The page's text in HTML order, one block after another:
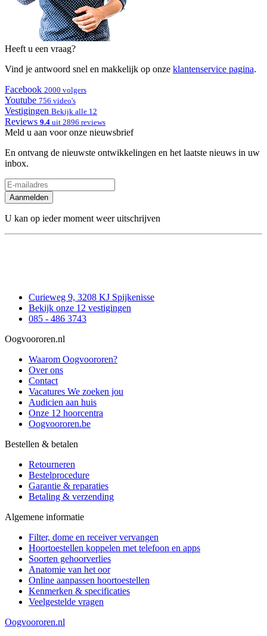
Heeft u een vraag?
Vind je antwoord snel en makkelijk op onze klantenservice pagina.
Facebook 2000 volgers
Youtube 756 video's
Vestigingen Bekijk alle 12
Reviews 9.4 uit 2896 reviews
Meld u aan voor onze nieuwsbrief
En ontvang de nieuwste ontwikkelingen en het laatste nieuws in uw
inbox.
Aanmelden
U kan op ieder moment weer uitschrijven
Curieweg 9, 3208 KJ Spijkenisse
Bekijk onze 12 vestigingen
085 - 486 3743
Oogvoororen.nl
Waarom Oogvoororen?
Over ons
Contact
Vacatures We zoeken jou
Audicien aan huis
Onze 12 hoorcentra
Oogvoororen.be
Bestellen & betalen
Retourneren
Bestelprocedure
Garantie & reparaties
Betaling & verzending
Algemene informatie
Filter, dome en receiver vervangen
Hoortoestellen koppelen met telefoon en apps
Soorten gehoorverlies
Anatomie van het oor
Online aanpassen hoortoestellen
Kenmerken & specificaties
Veelgestelde vragen
Oogvoororen.nl